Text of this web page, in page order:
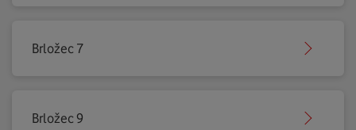
Brložec 7
Brložec 9